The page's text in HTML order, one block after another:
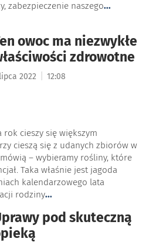
zabezpieczenie naszego...
owoc ma niezwykłe
zdrowotne
2022 12:08
rok cieszy się większym
cieszą się z udanych zbiorów w
– wybieramy rośliny, które
Taka właśnie jest jagoda
kalendarzowego lata
rodziny...
pod skuteczną